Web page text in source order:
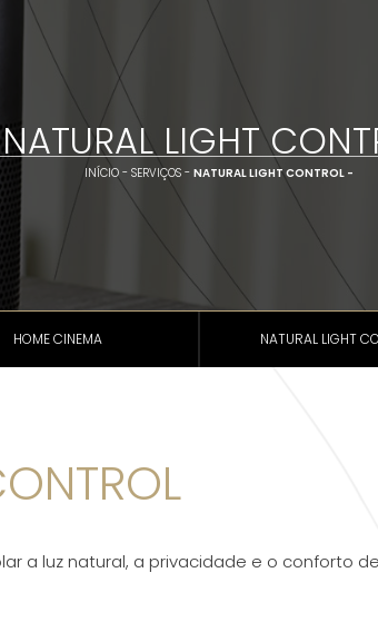
NATURAL LIGHT
INÍCIO - SERVIÇOS - NATURAL LIGHT CONTROL -
HOME CINEMA NATURAL LIGHT
a luz natural, a privacidade e o conforto